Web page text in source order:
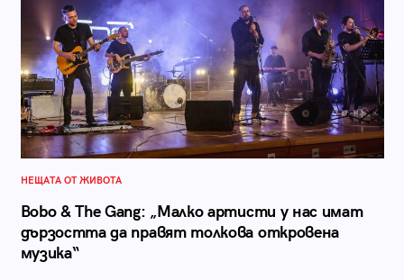
НЕЩАТА ОТ ЖИВОТА
Bobo & The Gang: „Малко артисти у нас имат
дързостта да правят толкова откровена
музика“